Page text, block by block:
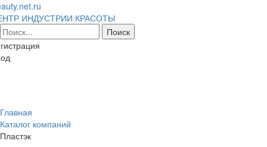
ИНДУСТРИИ КРАСОТЫ
Главная
Каталог компаний
Пластэк